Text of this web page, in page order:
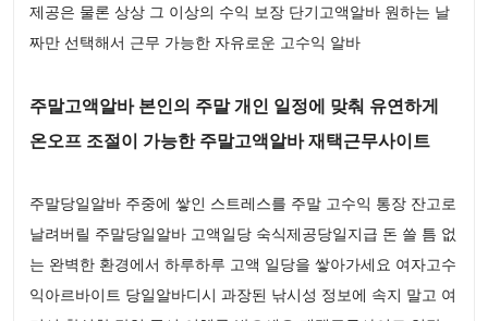
제공은 물론 상상 그 이상의 수익 보장 단기고액알바 원하는 날
짜만 선택해서 근무 가능한 자유로운 고수익 알바
주말고액알바 본인의 주말 개인 일정에 맞춰 유연하게
온오프 조절이 가능한 주말고액알바 재택근무사이트
주말당일알바 주중에 쌓인 스트레스를 주말 고수익 통장 잔고로
날려버릴 주말당일알바 고액일당 숙식제공당일지급 돈 쓸 틈 없
는 완벽한 환경에서 하루하루 고액 일당을 쌓아가세요 여자고수
익아르바이트 당일알바디시 과장된 낚시성 정보에 속지 말고 여